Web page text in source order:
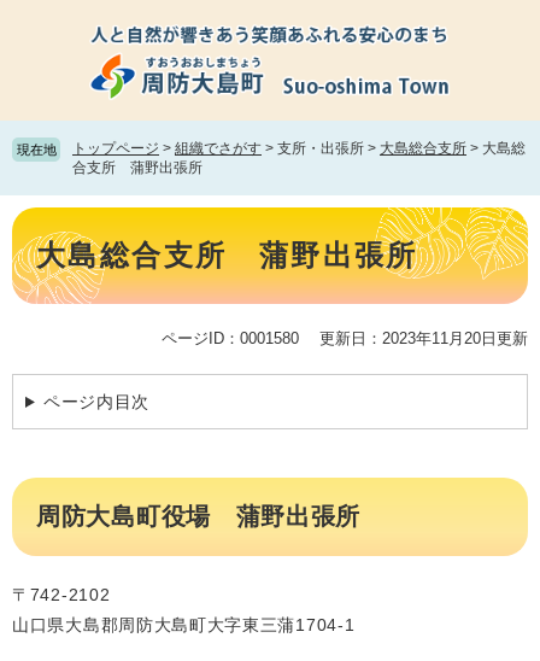
頭
で
飛
ば
て
文
へ
現在地 トップページ > 組織でさがす > 支所・出張所 > 大島総合支所 > 大島総
合支所 蒲野出張所
本
文 大島総合支所 蒲野出張所
ページID：0001580 更新日：2023年11月20日更新
ページ内目次
周防大島町役場 蒲野出張所
〒742-2102
山口県大島郡周防大島町大字東三蒲1704-1